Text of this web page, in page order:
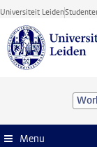
Ga direct naar de
Universiteit Leiden
Menu